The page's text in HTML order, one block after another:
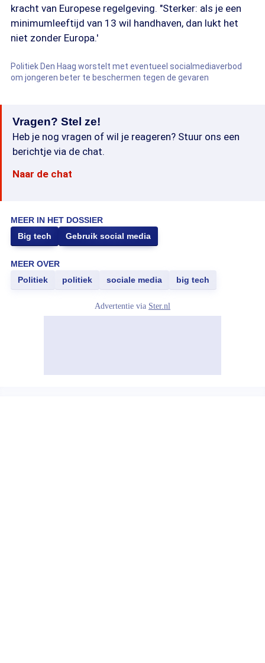
kracht van Europese regelgeving. "Sterker: als je een
minimumleeftijd van 13 wil handhaven, dan lukt het
niet zonder Europa.'
Politiek Den Haag worstelt met eventueel socialmediaverbod
om jongeren beter te beschermen tegen de gevaren
Vragen? Stel ze!
Heb je nog vragen of wil je reageren? Stuur ons een
berichtje via de chat.
Naar de chat
MEER IN HET DOSSIER
Big tech
Gebruik social media
MEER OVER
Politiek
politiek sociale media big tech
Advertentie via Ster.nl